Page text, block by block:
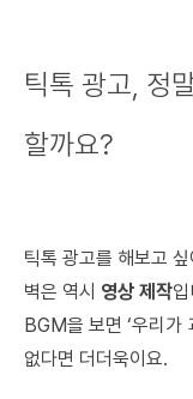
틱톡 광고, 정
할까요?
틱톡 광고를 해보고
벽은 역시 영상 제작
BGM을 보면 ‘우리가
없다면 더더욱이요.